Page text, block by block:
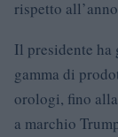
rispetto
Il presidente ha
gamma di
orologi, fino alla
a marchio